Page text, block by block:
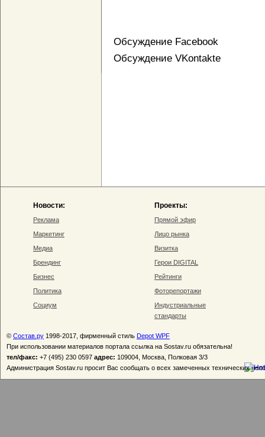
Обсуждение Facebook
Обсуждение VKontakte
Новости:
Реклама
Маркетинг
Медиа
Брендинг
Бизнес
Политика
Социум
Проекты:
Прямой эфир
Лицо рынка
Визитка
Герои DIGITAL
Рейтинги
Фоторепортажи
Индустриальные
стандарты
© Состав.ру 1998-2017, фирменный стиль Depot WPF
При использовании материалов портала ссылка на Sostav.ru обязательна!
тел/факс: +7 (495) 230 0597 адрес: 109004, Москва, Полковая 3/3
Администрация Sostav.ru просит Вас сообщать о всех замеченных технических